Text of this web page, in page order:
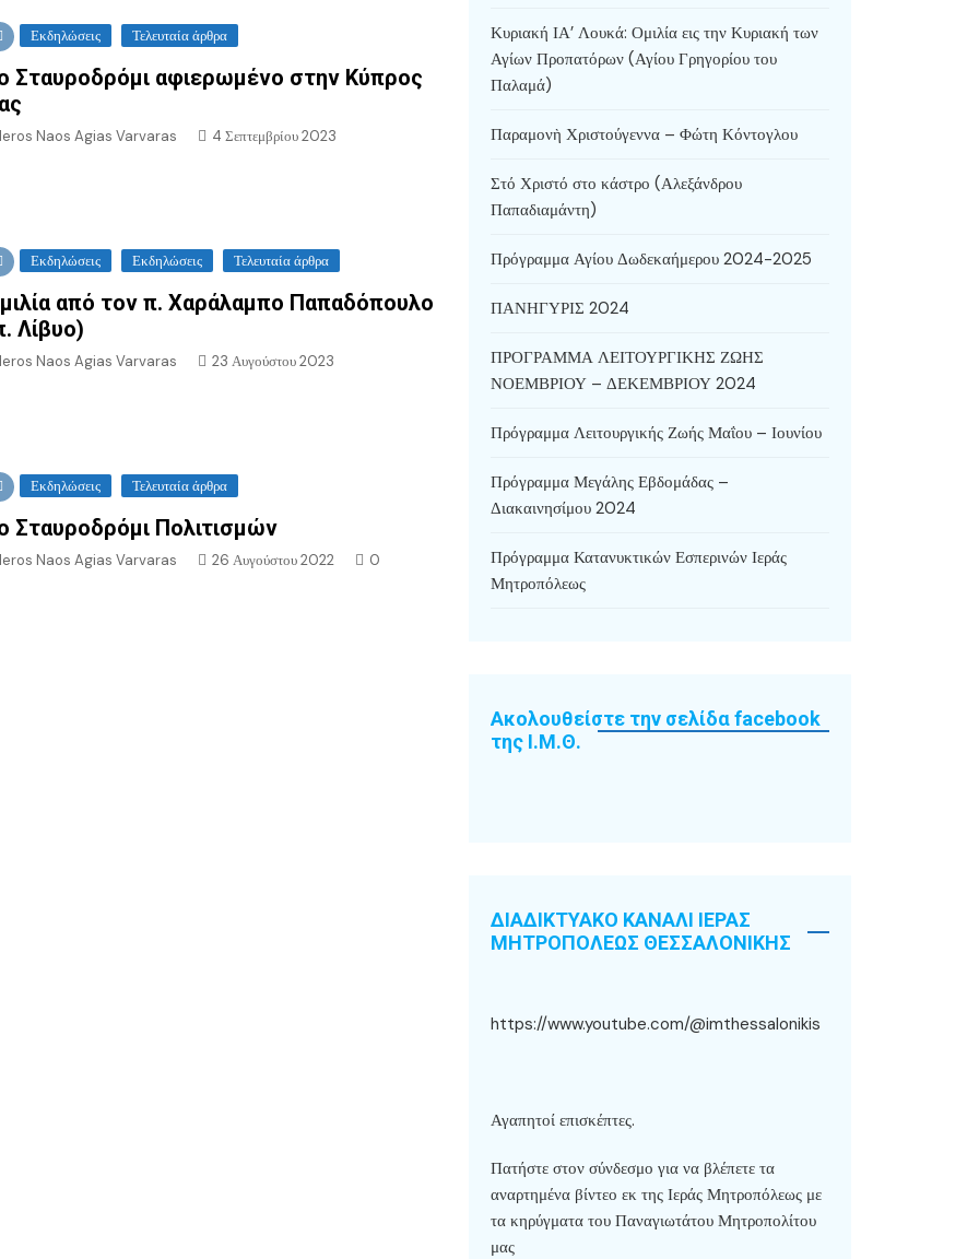
Εκδηλώσεις Τελευταία άρθρα
Σταυροδρόμι αφιερωμένο στην Κύπρος
Naos Agias Varvaras 4 Σεπτεμβρίου 2023
Εκδηλώσεις Εκδηλώσεις Τελευταία άρθρα
από τον π. Χαράλαμπο Παπαδόπουλο
Λίβυο)
Naos Agias Varvaras 23 Αυγούστου 2023
Εκδηλώσεις Τελευταία άρθρα
Σταυροδρόμι Πολιτισμών
Naos Agias Varvaras 26 Αυγούστου 2022 0
Κυριακή ΙΑ’ Λουκά: Ομιλία εις την Κυριακή των
Αγίων Προπατόρων (Αγίου Γρηγορίου του
Παλαμά)
Παραμονὴ Χριστούγεννα – Φώτη Κόντογλου
Στό Χριστό στο κάστρο (Αλεξάνδρου
Παπαδιαμάντη)
Πρόγραμμα Αγίου Δωδεκαήμερου 2024-2025
ΠΑΝΗΓΥΡΙΣ 2024
ΠΡΟΓΡΑΜΜΑ ΛΕΙΤΟΥΡΓΙΚΗΣ ΖΩΗΣ
ΝΟΕΜΒΡΙΟΥ – ΔΕΚΕΜΒΡΙΟΥ 2024
Πρόγραμμα Λειτουργικής Ζωής Μαΐου – Ιουνίου
Πρόγραμμα Μεγάλης Εβδομάδας –
Διακαινησίμου 2024
Πρόγραμμα Κατανυκτικών Εσπερινών Ιεράς
Μητροπόλεως
Ακολουθείστε την σελίδα facebook
της Ι.Μ.Θ.
ΔΙΑΔΙΚΤΥΑΚΟ ΚΑΝΑΛΙ ΙΕΡΑΣ
ΜΗΤΡΟΠΟΛΕΩΣ ΘΕΣΣΑΛΟΝΙΚΗΣ
https://www.youtube.com/@imthessalonikis
Αγαπητοί επισκέπτες.
Πατήστε στον σύνδεσμο για να βλέπετε τα
αναρτημένα βίντεο εκ της Ιεράς Μητροπόλεως με
τα κηρύγματα του Παναγιωτάτου Μητροπολίτου
μας